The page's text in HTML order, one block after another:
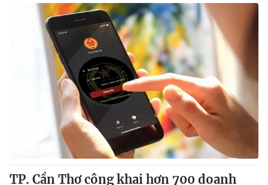
TP. Cần Thơ công khai hơn 700 doanh